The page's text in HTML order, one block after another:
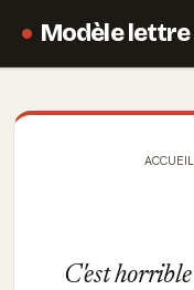
Modèle
ACCUEIL
C'est